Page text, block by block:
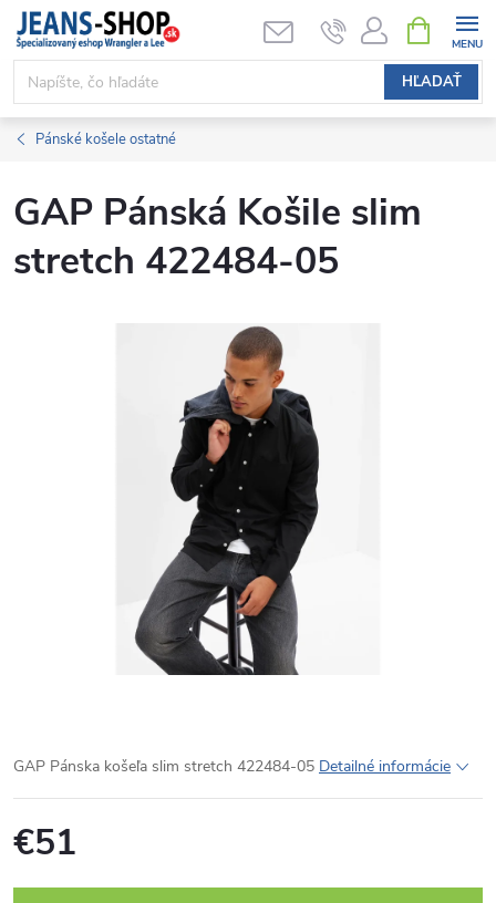
Prejsť
obsah
HĽADAŤ
KOŠÍK
Pánské košele ostatné
GAP Pánská Košile slim
stretch 422484-05
GAP Pánska košeľa slim stretch 422484-05 Detailné informácie
€51